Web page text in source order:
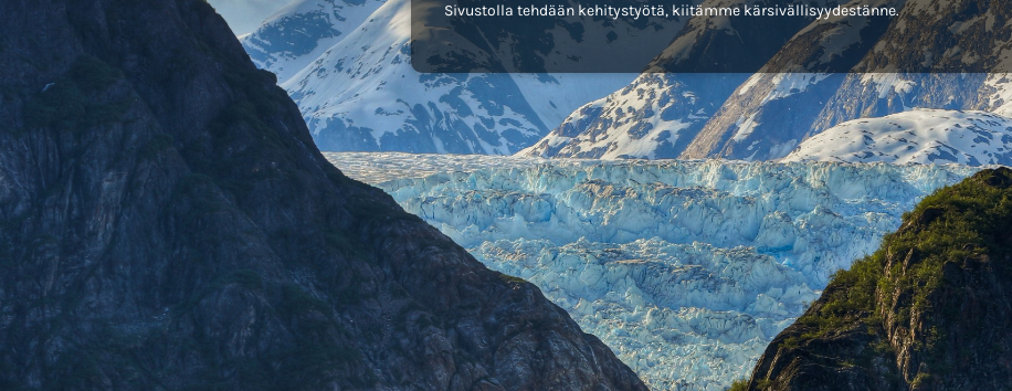
Sivustolla tehdään kehitystyötä, kiitämme kärsivällisyydestänne.